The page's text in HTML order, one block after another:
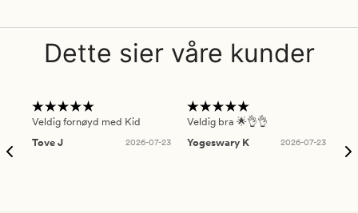
Dette sier våre kunder
Veldig fornøyd med Kid
Tove J
2026-07-23
Veldig bra 🌟👌👌
Yogeswary K
2026-07-23